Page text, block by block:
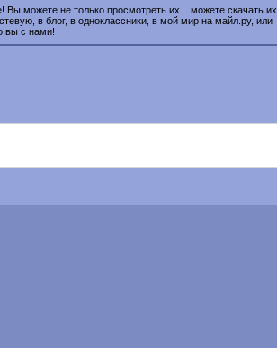
можете не только просмотреть их... можете скачать их
в блог, в одноклассники, в мой мир на майл.ру, или
вы с нами!